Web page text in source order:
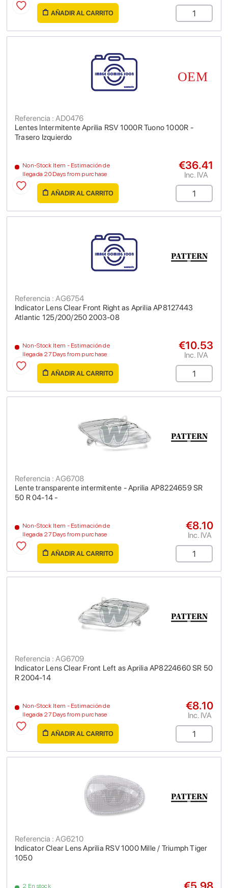
AÑADIR AL CARRITO
Lentes Intermitente Aprilia RSV 1000R Tuono 1000R -
Trasero Izquierdo
Referencia : AD0476
Non-Stock Item - Estimación de
llegada 20 Days from purchase
€36.41
Inc. IVA
AÑADIR AL CARRITO
Indicator Lens Clear Front Right as Aprilia AP8127443
Atlantic 125/200/250 2003-08
Referencia : AG6754
Non-Stock Item - Estimación de
llegada 27 Days from purchase
€10.53
Inc. IVA
AÑADIR AL CARRITO
Lente transparente intermitente - Aprilia AP8224659 SR
50 R 04-14 -
Referencia : AG6708
Non-Stock Item - Estimación de
llegada 27 Days from purchase
€8.10
Inc. IVA
AÑADIR AL CARRITO
Indicator Lens Clear Front Left as Aprilia AP8224660 SR 50
R 2004-14
Referencia : AG6709
Non-Stock Item - Estimación de
llegada 27 Days from purchase
€8.10
Inc. IVA
AÑADIR AL CARRITO
Indicator Clear Lens Aprilia RSV 1000 Mille / Triumph Tiger
1050
Referencia : AG6210
2 En stock